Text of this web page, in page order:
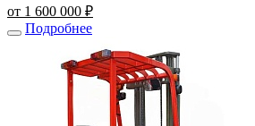
от 1 600 000 ₽
Подробнее